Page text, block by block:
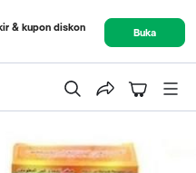
& kupon diskon
Buka